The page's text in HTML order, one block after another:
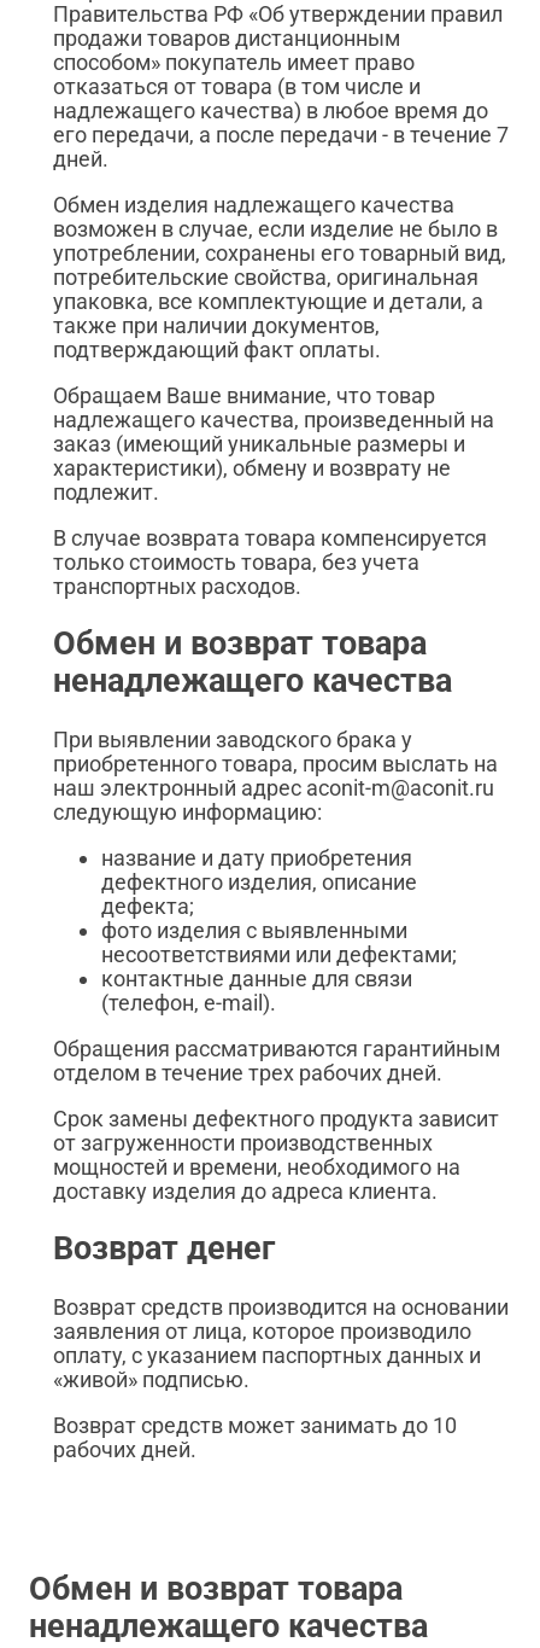
Правительства РФ «Об утверждении правил
продажи товаров дистанционным
способом» покупатель имеет право
отказаться от товара (в том числе и
надлежащего качества) в любое время до
его передачи, а после передачи - в течение 7
дней.
Обмен изделия надлежащего качества
возможен в случае, если изделие не было в
употреблении, сохранены его товарный вид,
потребительские свойства, оригинальная
упаковка, все комплектующие и детали, а
также при наличии документов,
подтверждающий факт оплаты.
Обращаем Ваше внимание, что товар
надлежащего качества, произведенный на
заказ (имеющий уникальные размеры и
характеристики), обмену и возврату не
подлежит.
В случае возврата товара компенсируется
только стоимость товара, без учета
транспортных расходов.
Обмен и возврат товара
ненадлежащего качества
При выявлении заводского брака у
приобретенного товара, просим выслать на
наш электронный адрес aconit-m@aconit.ru
следующую информацию:
название и дату приобретения
дефектного изделия, описание
дефекта;
фото изделия с выявленными
несоответствиями или дефектами;
контактные данные для связи
(телефон, e-mail).
Обращения рассматриваются гарантийным
отделом в течение трех рабочих дней.
Срок замены дефектного продукта зависит
от загруженности производственных
мощностей и времени, необходимого на
доставку изделия до адреса клиента.
Возврат денег
Возврат средств производится на основании
заявления от лица, которое производило
оплату, с указанием паспортных данных и
«живой» подписью.
Возврат средств может занимать до 10
рабочих дней.
Обмен и возврат товара
ненадлежащего качества